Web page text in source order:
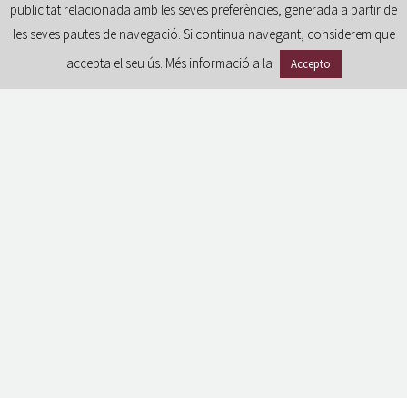
publicitat relacionada amb les seves preferències, generada a partir de
les seves pautes de navegació. Si continua navegant, considerem que
accepta el seu ús. Més informació a la
Accepto